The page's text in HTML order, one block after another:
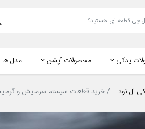
یدکی محصولات آپشن مدل ها
ال نود خرید قطعات سیستم سرمایش و